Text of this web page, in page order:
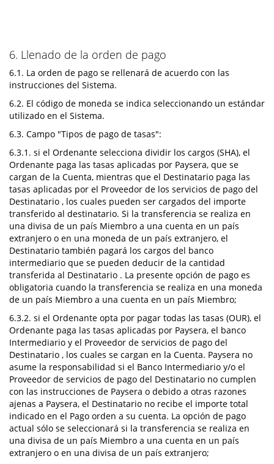
6. Llenado de la orden de pago
6.1. La orden de pago se rellenará de acuerdo con las
instrucciones del Sistema.
6.2. El código de moneda se indica seleccionando un estándar
utilizado en el Sistema.
6.3. Campo "Tipos de pago de tasas":
6.3.1. si el Ordenante selecciona dividir los cargos (SHA), el
Ordenante paga las tasas aplicadas por Paysera, que se
cargan de la Cuenta, mientras que el Destinatario paga las
tasas aplicadas por el Proveedor de los servicios de pago del
Destinatario , los cuales pueden ser cargados del importe
transferido al destinatario. Si la transferencia se realiza en
una divisa de un país Miembro a una cuenta en un país
extranjero o en una moneda de un país extranjero, el
Destinatario también pagará los cargos del banco
intermediario que se pueden deducir de la cantidad
transferida al Destinatario . La presente opción de pago es
obligatoria cuando la transferencia se realiza en una moneda
de un país Miembro a una cuenta en un país Miembro;
6.3.2. si el Ordenante opta por pagar todas las tasas (OUR), el
Ordenante paga las tasas aplicadas por Paysera, el banco
Intermediario y el Proveedor de servicios de pago del
Destinatario , los cuales se cargan en la Cuenta. Paysera no
asume la responsabilidad si el Banco Intermediario y/o el
Proveedor de servicios de pago del Destinatario no cumplen
con las instrucciones de Paysera o debido a otras razones
ajenas a Paysera, el Destinatario no recibe el importe total
indicado en el Pago orden a su cuenta. La opción de pago
actual sólo se seleccionará si la transferencia se realiza en
una divisa de un país Miembro a una cuenta en un país
extranjero o en una divisa de un país extranjero;